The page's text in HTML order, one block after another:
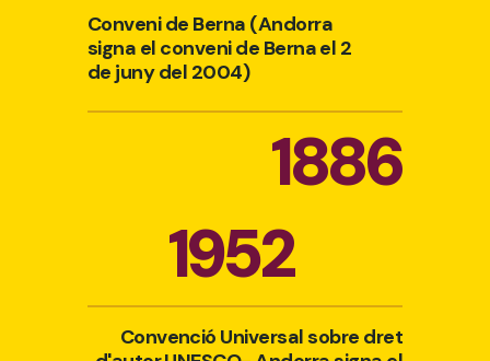
Conveni de Berna (Andorra
signa el conveni de Berna el 2
de juny del 2004)
1886
1952
Convenció Universal sobre dret